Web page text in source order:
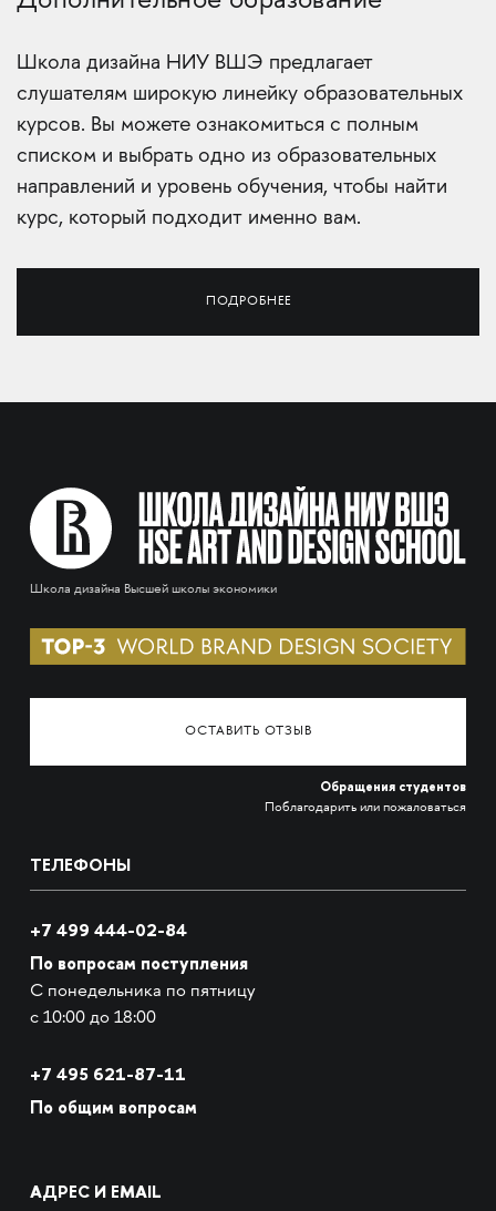
Школа дизайна НИУ ВШЭ предлагает
слушателям широкую линейку образовательных
курсов. Вы можете ознакомиться с полным
списком и выбрать одно из образовательных
направлений и уровень обучения, чтобы найти
курс, который подходит именно вам.
ПОДРОБНЕЕ
Школа дизайна Высшей школы экономики
ОСТАВИТЬ ОТЗЫВ
Обращения студентов
Поблагодарить или пожаловаться
ТЕЛЕФОНЫ
+7 499 444-02-84
По вопросам поступления
С понедельника по пятницу
с 10:00 до 18:00
+7 495 621-87-11
По общим вопросам
АДРЕС И EMAIL